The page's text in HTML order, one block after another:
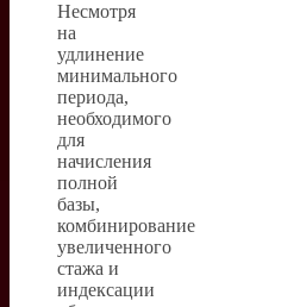
Несмотря
на
удлинение
минимального
периода,
необходимого
для
начисления
полной
базы,
комбинирование
увеличенного
стажа и
индексации